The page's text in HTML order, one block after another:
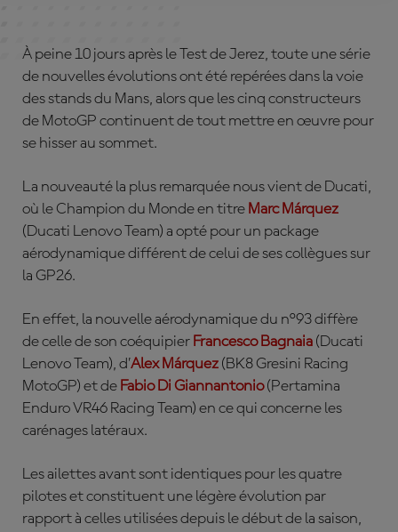
À peine 10 jours après le Test de Jerez, toute une série
de nouvelles évolutions ont été repérées dans la voie
des stands du Mans, alors que les cinq constructeurs
de MotoGP continuent de tout mettre en œuvre pour
se hisser au sommet.
La nouveauté la plus remarquée nous vient de Ducati,
où le Champion du Monde en titre Marc Márquez
(Ducati Lenovo Team) a opté pour un package
aérodynamique différent de celui de ses collègues sur
la GP26.
En effet, la nouvelle aérodynamique du n°93 diffère
de celle de son coéquipier Francesco Bagnaia (Ducati
Lenovo Team), d’Alex Márquez (BK8 Gresini Racing
MotoGP) et de Fabio Di Giannantonio(Pertamina
Enduro VR46 Racing Team) en ce qui concerne les
carénages latéraux.
Les ailettes avant sont identiques pour les quatre
pilotes et constituent une légère évolution par
rapport à celles utilisées depuis le début de la saison,